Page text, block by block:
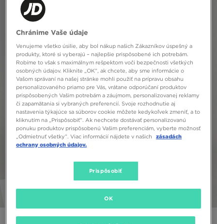
Chránime Vaše údaje
Venujeme všetko úsilie, aby bol nákup našich Zákazníkov úspešný a
produkty, ktoré si vyberajú – najlepšie prispôsobené ich potrebám.
Robíme to však s maximálnym rešpektom voči bezpečnosti všetkých
osobných údajov. Kliknite „OK”, ak chcete, aby sme informácie o
Vašom správaní na našej stránke mohli použiť na prípravu obsahu
personalizovaného priamo pre Vás, vrátane odporúčaní produktov
prispôsobených Vašim potrebám a záujmom, personalizovanej reklamy
či zapamätania si vybraných preferencií. Svoje rozhodnutie aj
nastavenia týkajúce sa súborov cookie môžete kedykoľvek zmeniť, a to
kliknutím na „Prispôsobiť”. Ak nechcete dostávať personalizovanú
ponuku produktov prispôsobenú Vašim preferenciám, vyberte možnosť
„Odmietnuť všetky”. Viac informácií nájdete v našich
zásadách
ochrany osobných údajov.
Prispôsobiť
OK